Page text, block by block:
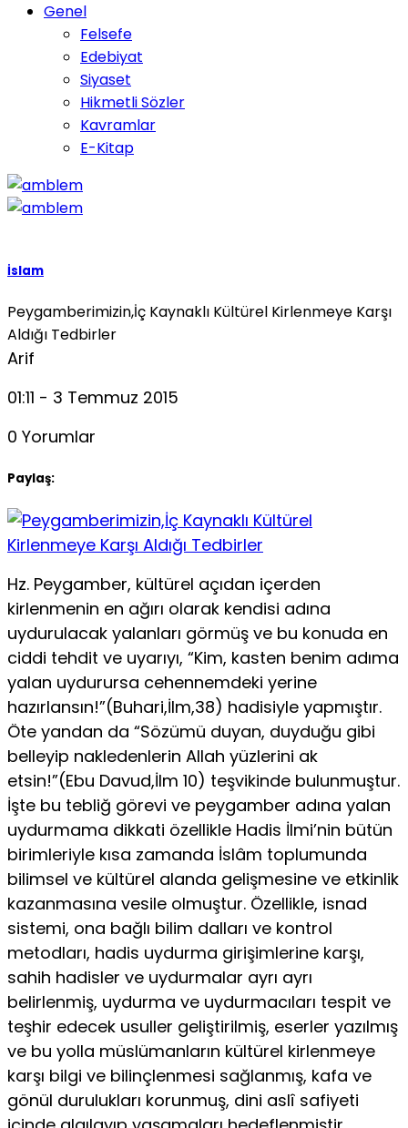
Genel
Felsefe
Edebiyat
Siyaset
Hikmetli Sözler
Kavramlar
E-Kitap
İslam
Peygamberimizin,İç Kaynaklı Kültürel Kirlenmeye Karşı
Aldığı Tedbirler
Arif
01:11 - 3 Temmuz 2015
0 Yorumlar
Paylaş:
Hz. Peygamber, kültürel açıdan içerden
kirlenmenin en ağırı olarak kendisi adına
uydurulacak yalanları görmüş ve bu konuda en
ciddi tehdit ve uyarıyı, “Kim, kasten benim adıma
yalan uy­durursa cehennemdeki yerine
hazırlansın!”(Buhari,İlm,38) hadisiyle yapmış­tır.
Öte yandan da “Sözümü duyan, duyduğu gibi
belleyip nak­ledenlerin Allah yüzlerini ak
etsin!”(Ebu Davud,İlm 10) teşvikinde bulunmuştur.
İşte bu tebliğ görevi ve peygamber adına yalan
uydurmama dikkati özellikle Hadis İlmi’nin bütün
birimleriyle kısa zamanda İslâm toplumunda
bilimsel ve kültürel alanda gelişmesine ve et­kinlik
kazanmasına vesile olmuştur. Özellikle, isnad
sistemi, ona bağlı bilim dalları ve kontrol
metodları, hadis uydurma girişimleri­ne karşı,
sahih hadisler ve uydurmalar ayrı ayrı
belirlenmiş, uy­durma ve uydurmacıları tespit ve
teşhir edecek usuller geliştiril­miş, eserler yazılmış
ve bu yolla müslümanların kültürel kirlenme­ye
karşı bilgi ve bilinçlenmesi sağlanmış, kafa ve
gönül durulukları korunmuş, dini aslî safiyeti